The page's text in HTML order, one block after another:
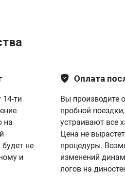
14-ти
на
не
и
Оплата
Вы производите
пробной
устраивают все
Цена не
процедуры.
изменений
логов на